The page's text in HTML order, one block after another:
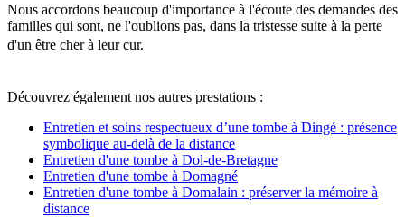
Nous accordons beaucoup d'importance à l'écoute des demandes des
familles qui sont, ne l'oublions pas, dans la tristesse suite à la perte
d'un être cher à leur cur.
Découvrez également nos autres prestations :
Entretien et soins respectueux d’une tombe à Dingé : présence
symbolique au-delà de la distance
Entretien d'une tombe à Dol-de-Bretagne
Entretien d'une tombe à Domagné
Entretien d'une tombe à Domalain : préserver la mémoire à
distance